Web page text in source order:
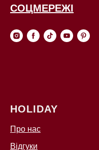
СОЦМЕРЕЖІ
HOLIDAY
Про нас
Відгуки